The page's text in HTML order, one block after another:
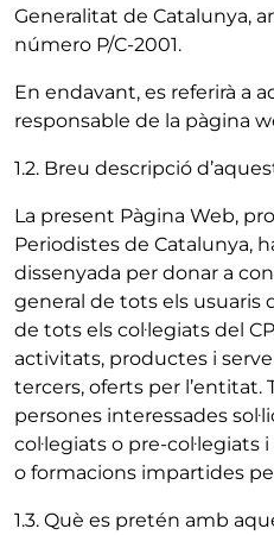
Generalitat de Catalunya,
número P/C-2001.
En endavant, es referirà a
responsable de la pàgina
1.2. Breu descripció
La present Pàgina Web,
Periodistes de Catalunya,
dissenyada per donar a
general de tots els
de tots els col·legiats del
activitats, productes i
tercers, oferts per
persones interessades
col·legiats o pre-col·legiats
o formacions impartides pel
1.3. Què es pretén amb